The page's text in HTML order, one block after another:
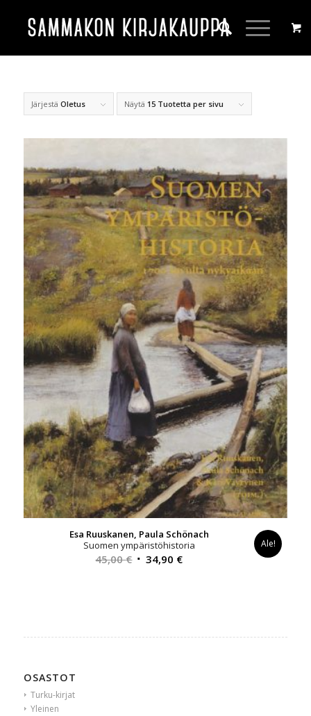
Järjestä Oletus Näytä 15 Tuotetta per sivu
Esa Ruuskanen, Paula Schönach
Suomen ympäristöhistoria
45,00€ Alkuperäinen
34,90 €Nykyinen
Ale!
OSASTOT
Turku-kirjat
Yleinen